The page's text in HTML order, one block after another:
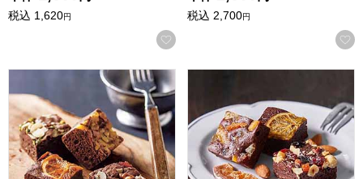
税込 1,620円
お気に入りに登録する
税込 2,700円
ホシフルーツ ナッツとドライフルーツの贅沢ブラウニー 6